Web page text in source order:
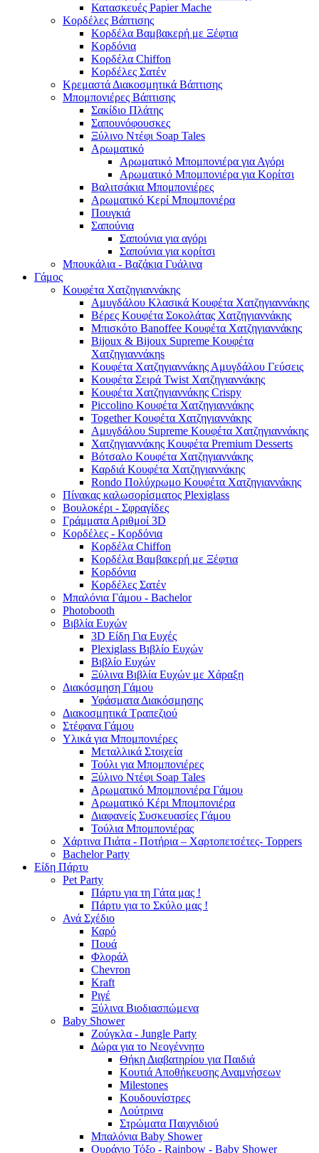
Κατασκευές Papier Mache
Κορδέλες Βάπτισης
Κορδέλα Βαμβακερή με Ξέφτια
Κορδόνια
Κορδέλα Chiffon
Κορδέλες Σατέν
Κρεμαστά Διακοσμητικά Βάπτισης
Μπομπονιέρες Βάπτισης
Σακίδιο Πλάτης
Σαπουνόφουσκες
Ξύλινο Ντέφι Soap Tales
Αρωματικό
Αρωματικό Μπομπονιέρα για Αγόρι
Αρωματικό Μπομπονιέρα για Κορίτσι
Βαλιτσάκια Μπομπονιέρες
Αρωματικό Κερί Μπομπονιέρα
Πουγκιά
Σαπούνια
Σαπούνια για αγόρι
Σαπούνια για κορίτσι
Μπουκάλια - Βαζάκια Γυάλινα
Γάμος
Κουφέτα Χατζηγιαννάκης
Αμυγδάλου Κλασικά Κουφέτα Χατζηγιαννάκης
Βέρες Κουφέτα Σοκολάτας Χατζηγιαννάκης
Μπισκότο Banoffee Κουφέτα Χατζηγιαννάκης
Bijoux & Bijoux Supreme Κουφέτα
Χατζηγιαννάκηs
Κουφέτα Χατζηγιαννάκης Αμυγδάλου Γεύσεις
Κουφέτα Σειρά Twist Χατζηγιαννάκης
Κουφέτα Χατζηγιαννάκης Crispy
Piccolino Κουφέτα Χατζηγιαννάκης
Together Κουφέτα Χατζηγιαννάκης
Αμυγδάλου Supreme Κουφέτα Χατζηγιαννάκης
Χατζηγιαννάκης Κουφέτα Premium Desserts
Βότσαλο Κουφέτα Χατζηγιαννάκης
Καρδιά Κουφέτα Χατζηγιαννάκης
Rondo Πολύχρωμο Κουφέτα Χατζηγιαννάκης
Πίνακας καλωσορίσματος Plexiglass
Βουλοκέρι - Σφραγίδες
Γράμματα Αριθμοί 3D
Κορδέλες - Κορδόνια
Κορδέλα Chiffon
Κορδέλα Βαμβακερή με Ξέφτια
Κορδόνια
Κορδέλες Σατέν
Μπαλόνια Γάμου - Bachelor
Photobooth
Βιβλία Ευχών
3D Είδη Για Ευχές
Plexiglass Βιβλίο Ευχών
Βιβλίο Ευχών
Ξύλινα Βιβλία Ευχών με Χάραξη
Διακόσμηση Γάμου
Υφάσματα Διακόσμησης
Διακοσμητικά Τραπεζιού
Στέφανα Γάμου
Υλικά για Μπομπονιέρες
Μεταλλικά Στοιχεία
Τούλι για Μπομπονιέρες
Ξύλινο Ντέφι Soap Tales
Αρωματικό Μπομπονιέρα Γάμου
Αρωματικό Κέρι Μπομπονιέρα
Διαφανείς Συσκευασίες Γάμου
Τούλια Μπομπονιέρας
Χάρτινα Πιάτα - Ποτήρια – Χαρτοπετσέτες- Toppers
Bachelor Party
Είδη Πάρτυ
Pet Party
Πάρτυ για τη Γάτα μας !
Πάρτυ για το Σκύλο μας !
Ανά Σχέδιο
Καρό
Πουά
Φλοράλ
Chevron
Kraft
Ριγέ
Ξύλινα Βιοδιασπώμενα
Baby Shower
Ζούγκλα - Jungle Party
Δώρα για το Νεογέννητο
Θήκη Διαβατηρίου για Παιδιά
Κουτιά Αποθήκευσης Αναμνήσεων
Milestones
Κουδουνίστρες
Λούτρινα
Στρώματα Παιχνιδιού
Μπαλόνια Baby Shower
Ουράνιο Τόξο - Rainbow - Baby Shower